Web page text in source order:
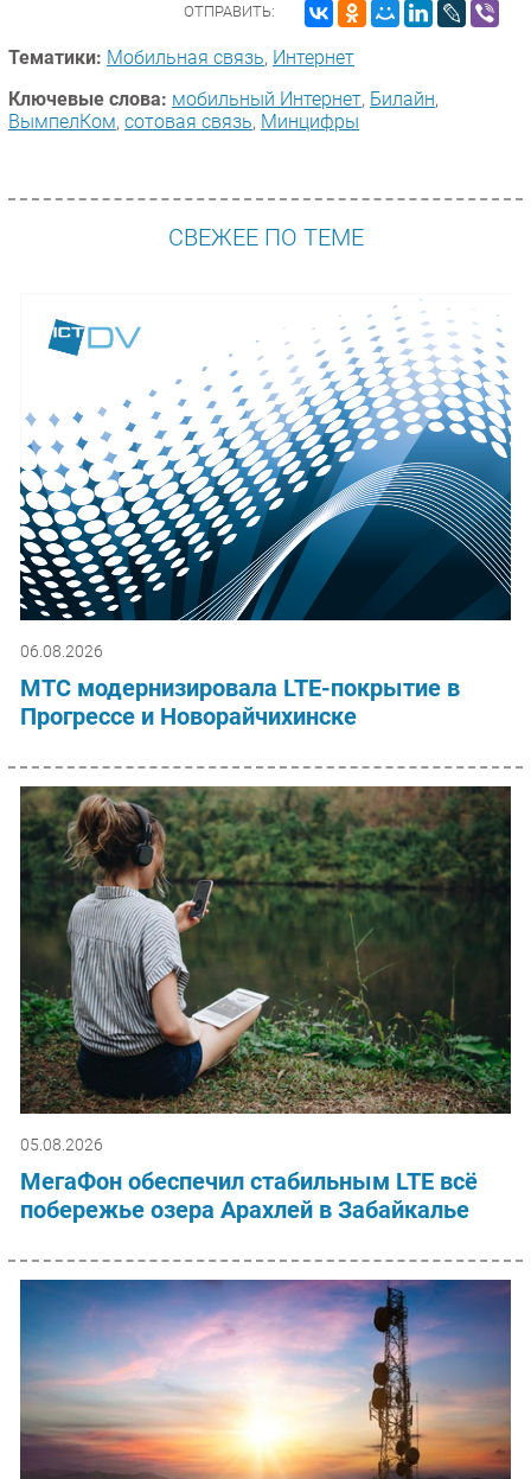
ОТПРАВИТЬ:
Тематики: Мобильная связь, Интернет
Ключевые слова: мобильный Интернет, Билайн,
ВымпелКом, сотовая связь, Минцифры
СВЕЖЕЕ ПО ТЕМЕ
06.08.2026
МТС модернизировала LTE-покрытие в
Прогрессе и Новорайчихинске
05.08.2026
МегаФон обеспечил стабильным LTE всё
побережье озера Арахлей в Забайкалье